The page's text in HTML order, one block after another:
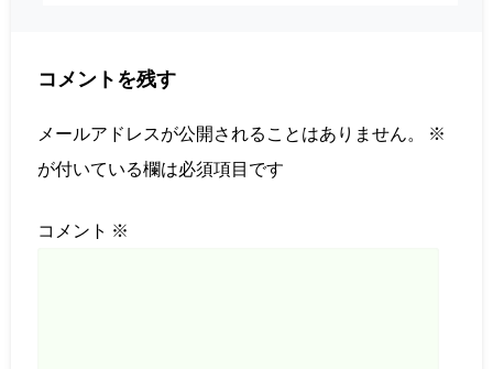
コメントを残す
メールアドレスが公開されることはありません。
※
が付いている欄は必須項目です
コメント ※